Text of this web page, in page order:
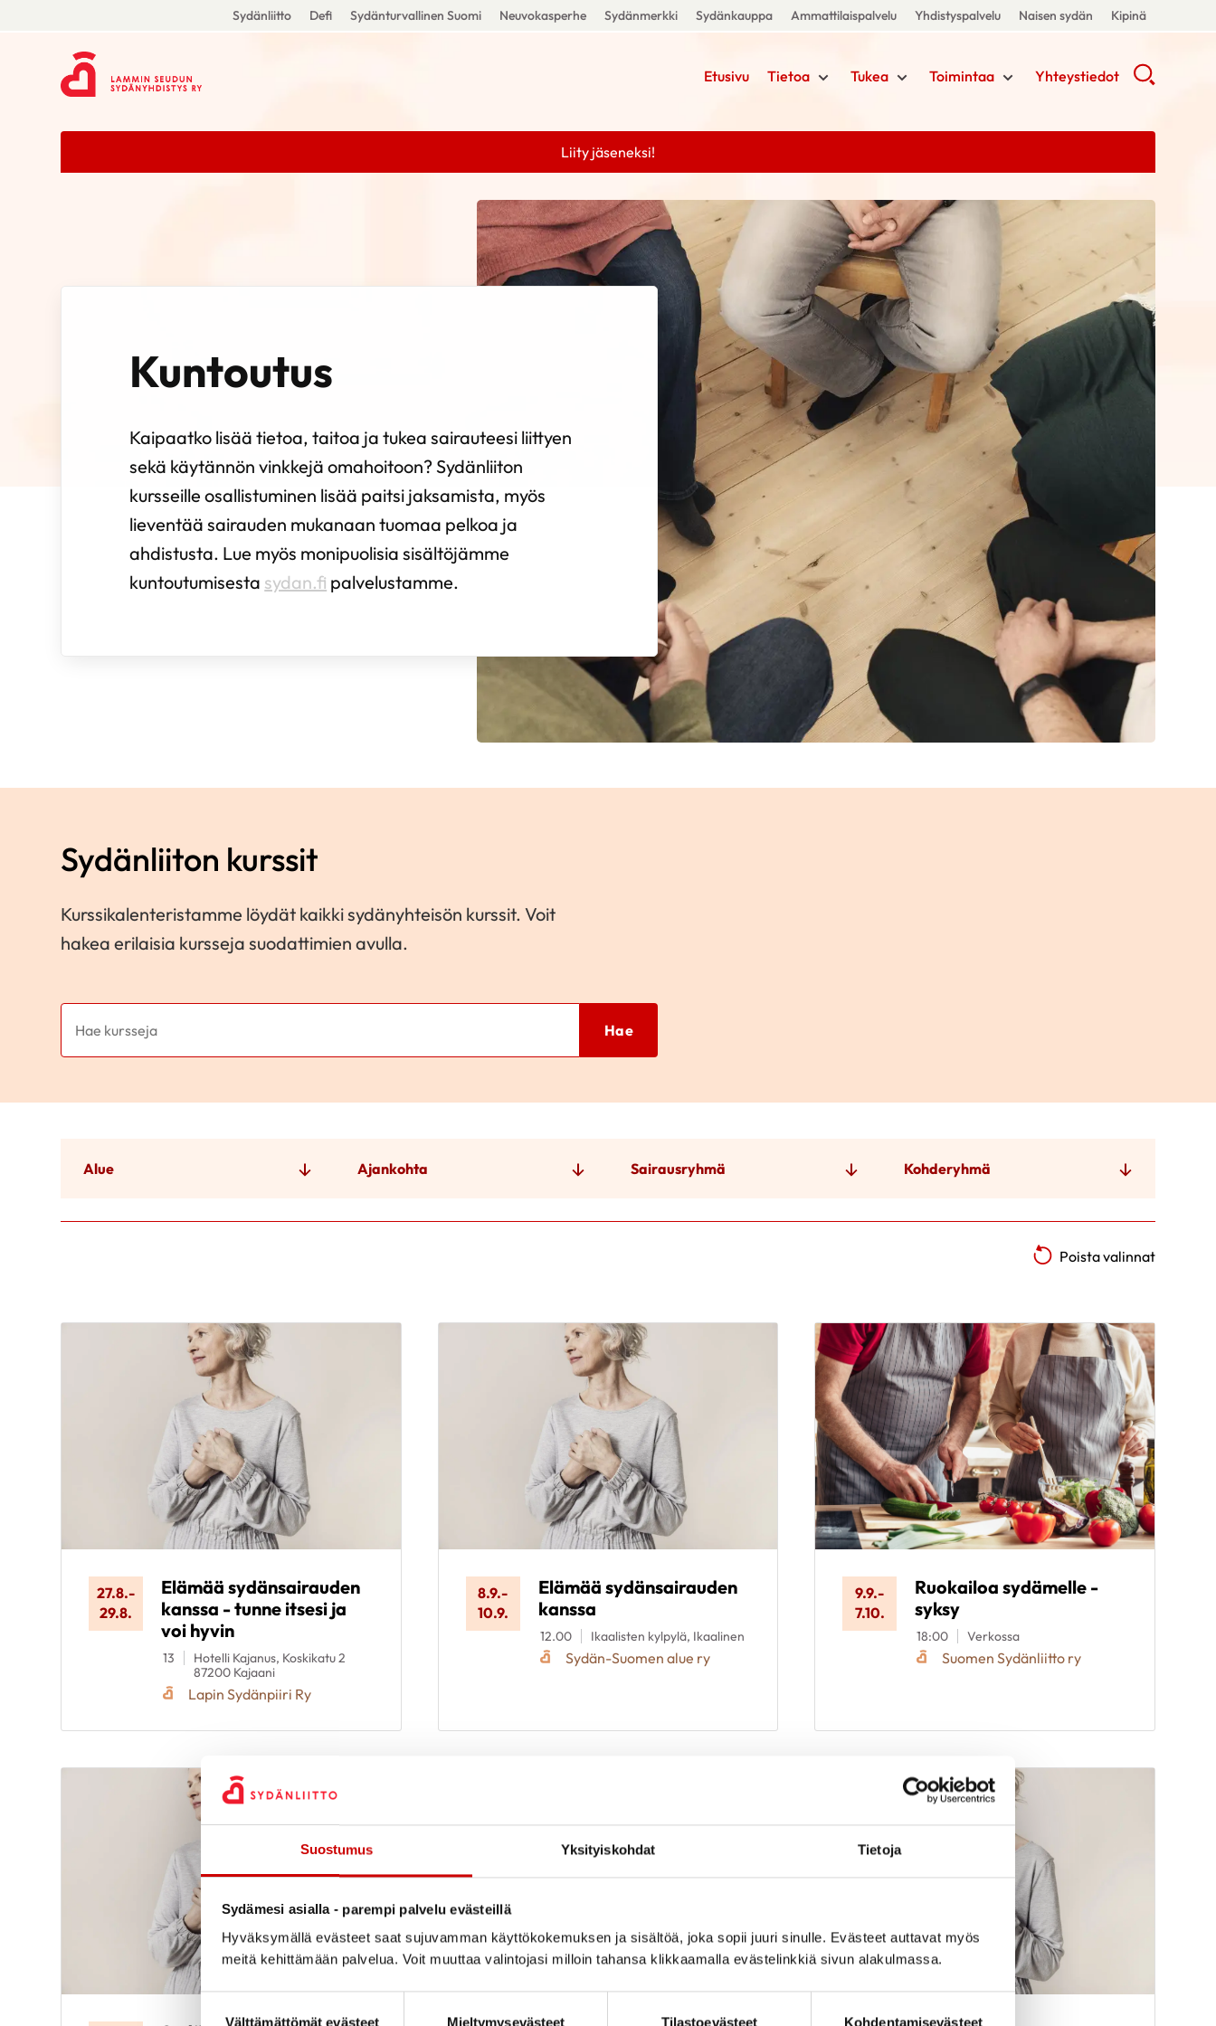
Suostumus Yksityiskohdat Tietoja
Sydämesi asialla - parempi palvelu evästeillä
Hyväksymällä evästeet saat sujuvamman käyttökokemuksen ja sisältöä, joka sopii juuri sinulle. Evästeet auttavat myös
meitä kehittämään palvelua. Voit muuttaa valintojasi milloin tahansa klikkaamalla evästelinkkiä sivun alakulmassa.
Välttämättömät evästeet
Mieltymysevästeet Tilastoevästeet Kohdentamisevästeet
Sydänliitto Defi Sydänturvallinen Suomi Neuvokasperhe Sydänmerkki Sydänkauppa Ammattilaispalvelu Yhdistyspalvelu Naisen sydän Kipinä
Etusivu Tietoa Tukea Toimintaa Yhteystiedot
Liity jäseneksi!
Kuntoutus
Kaipaatko lisää tietoa, taitoa ja tukea sairauteesi liittyen
sekä käytännön vinkkejä omahoitoon? Sydänliiton
kursseille osallistuminen lisää paitsi jaksamista, myös
lieventää sairauden mukanaan tuomaa pelkoa ja
ahdistusta. Lue myös monipuolisia sisältöjämme
kuntoutumisesta sydan.fi palvelustamme.
Sydänliiton kurssit
Kurssikalenteristamme löydät kaikki sydänyhteisön kurssit. Voit
hakea erilaisia kursseja suodattimien avulla.
Hae
Alue Ajankohta Sairausryhmä Kohderyhmä
Poista valinnat
27.8.-
29.8.
Elämää sydänsairauden
kanssa - tunne itsesi ja
voi hyvin
13
Hotelli Kajanus, Koskikatu 2
87200 Kajaani
Lapin Sydänpiiri Ry
8.9.-
10.9.
Elämää sydänsairauden
kanssa
12.00 Ikaalisten kylpylä, Ikaalinen
Sydän-Suomen alue ry
9.9.-
7.10.
Ruokailoa sydämelle -
syksy
18:00 Verkossa
Suomen Sydänliitto ry